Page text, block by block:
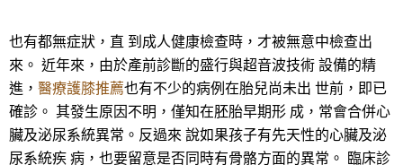
也有都無症狀，直 到成人健康檢查時，才被無意中檢查出
來。 近年來，由於產前診斷的盛行與超音波技術 設備的精
進， 醫療護膝推薦也有不少的病例在胎兒尚未出 世前，即已
確診。 其發生原因不明，僅知在胚胎早期形 成，常會合併心
臟及泌尿系統異常。反過來 說如果孩子有先天性的心臟及泌
尿系統疾 病，也要留意是否同時有骨骼方面的異常。 臨床診